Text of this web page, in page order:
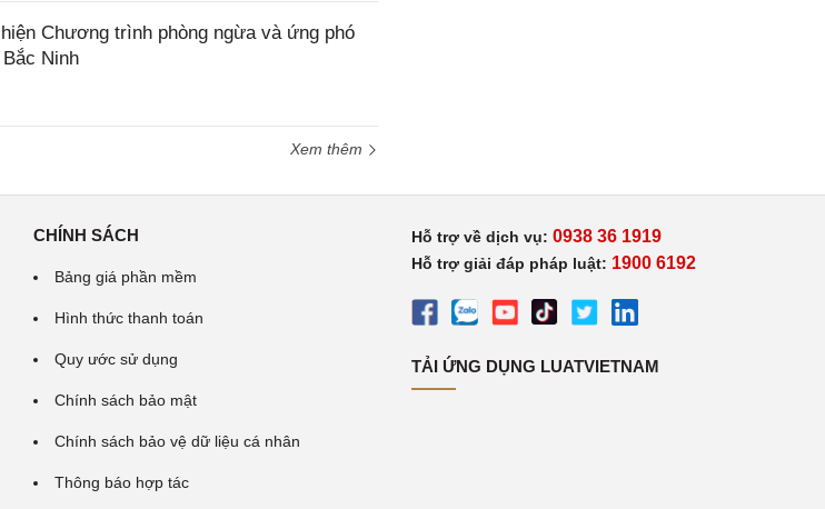
Chương trình phòng ngừa và ứng phó
Ninh
Xem thêm
CHÍNH SÁCH
Bảng giá phần mềm
Hình thức thanh toán
Quy ước sử dụng
Chính sách bảo mật
Chính sách bảo vệ dữ liệu cá nhân
Thông báo hợp tác
Hỗ trợ về dịch vụ: 0938 36 1919
Hỗ trợ giải đáp pháp luật: 1900 6192
TẢI ỨNG DỤNG LUATVIETNAM